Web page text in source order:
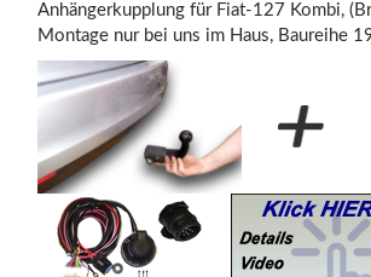
Anhängerkupplung für Fiat-127 Kombi,
Montage nur bei uns im Haus, Baureihe